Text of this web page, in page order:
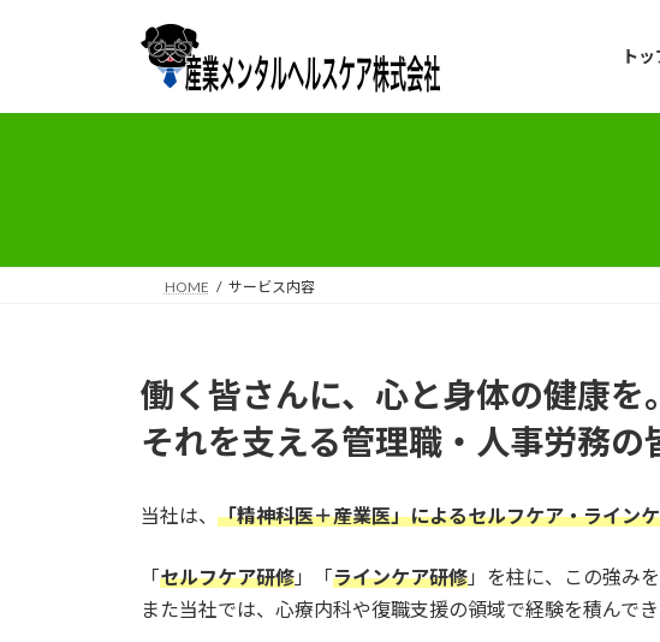
プ
動
ト
HOME サービス内容
働く皆さんに、心と身体の健康を。
それを支える管理職・人事労務の
当社は、 「精神科医＋産業医」によるセルフケア・ライン
「セルフケア研修 」「ラインケア研修 」を柱に、この強み
また当社では、心療内科や復職支援の領域で経験を積んで